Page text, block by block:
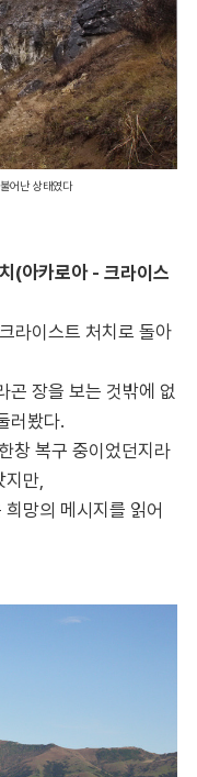
어난 상태였다
(아카로아 - 크라이스
라이스트 처치로 돌아
곤 장을 보는 것밖에 없
러봤다.
창 복구 중이었던지라
지만,
망의 메시지를 읽어